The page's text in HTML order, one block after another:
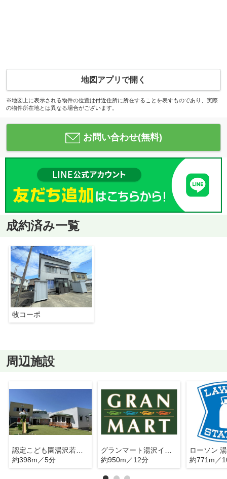
地図アプリで開く
※地図上に表示される物件の位置は付近住所に所在することを表すものであり、実際
の物件所在地とは異なる場合がございます。
お問い合わせ(無料)
成約済み一覧
牧コーポ
周辺施設
認定こども園湯沢若草幼稚園
約398m／5分
約950m／12分
ローソン
約771m／